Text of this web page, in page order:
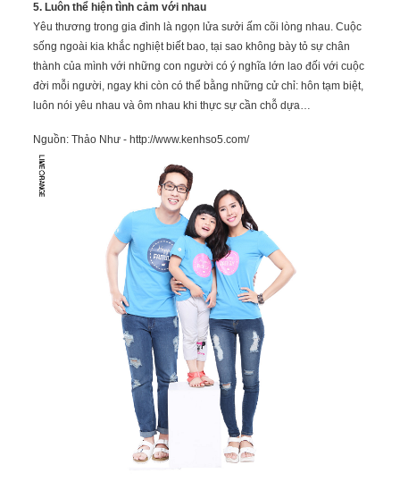
5. Luôn thể hiện tình cảm với nhau
Yêu thương trong gia đình là ngọn lửa sưởi ấm cõi lòng nhau. Cuộc
sống ngoài kia khắc nghiệt biết bao, tại sao không bày tỏ sự chân
thành của mình với những con người có ý nghĩa lớn lao đối với cuộc
đời mỗi người, ngay khi còn có thể bằng những cử chỉ: hôn tạm biệt,
luôn nói yêu nhau và ôm nhau khi thực sự cần chỗ dựa…
Nguồn: Thảo Như - http://www.kenhso5.com/